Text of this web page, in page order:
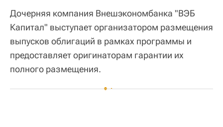
Дочерняя компания Внешэкономбанка "ВЭБ
Капитал" выступает организатором размещения
выпусков облигаций в рамках программы и
предоставляет оригинаторам гарантии их
полного размещения.